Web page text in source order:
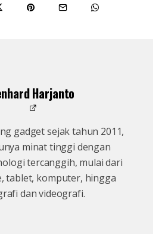
Harjanto
gadget sejak tahun 2011,
minat tinggi dengan
tercanggih, mulai dari
tablet, komputer, hingga
dan videografi.